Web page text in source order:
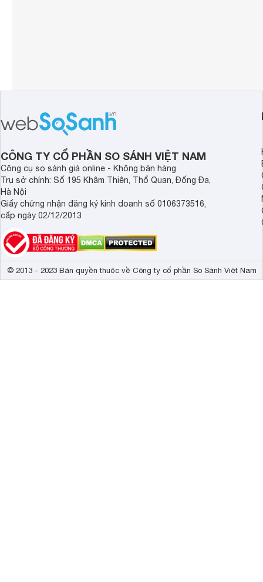
CÔNG TY CỔ PHẦN SO SÁNH VIỆT NAM
Công cụ so sánh giá online - Không bán hàng
Trụ sở chính: Số 195 Khâm Thiên, Thổ Quan, Đống Đa,
Hà Nội
Giấy chứng nhận đăng ký kinh doanh số 0106373516,
cấp ngày 02/12/2013
© 2013 - 2023 Bản quyền thuộc về Công ty cổ phần So Sánh Việt Nam